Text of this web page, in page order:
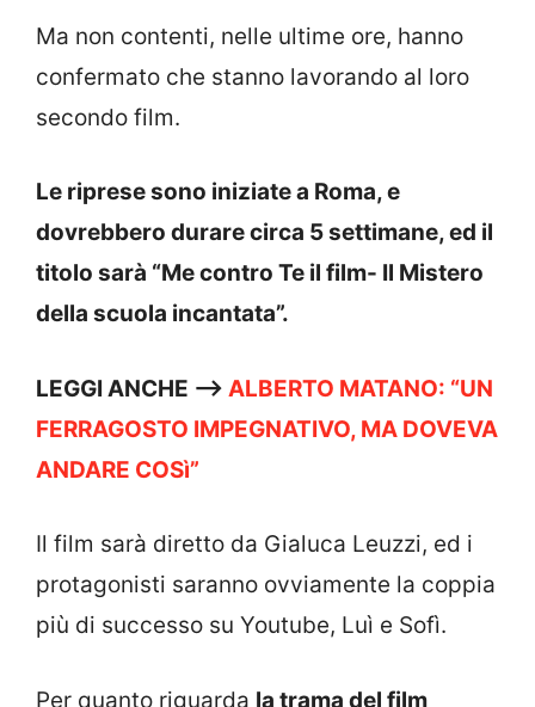
Ma non contenti, nelle ultime ore, hanno
confermato che stanno lavorando al loro
secondo film.
Le riprese sono iniziate a Roma, e
dovrebbero durare circa 5 settimane, ed il
titolo sarà “Me contro Te il film- Il Mistero
della scuola incantata”.
LEGGI ANCHE —-> ALBERTO MATANO: “UN
FERRAGOSTO IMPEGNATIVO, MA DOVEVA
ANDARE COSì”
Il film sarà diretto da Gialuca Leuzzi, ed i
protagonisti saranno ovviamente la coppia
più di successo su Youtube, Luì e Sofì.
Per quanto riguarda la trama del film